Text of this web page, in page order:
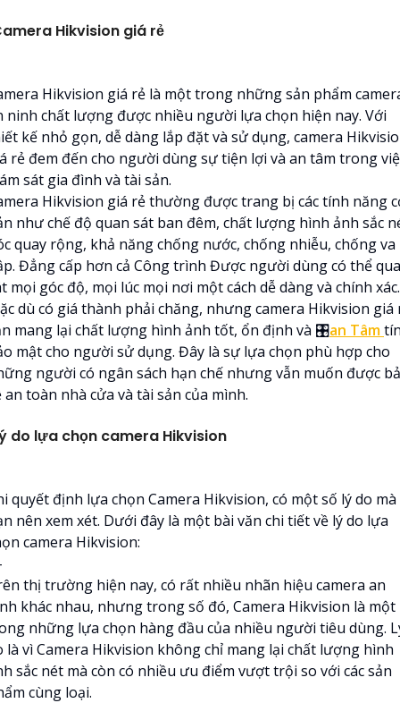
Hikvision giá rẻ
Hikvision giá rẻ là một trong những sản phẩm
ninh chất lượng được nhiều người lựa chọn hiện nay. Với
kế nhỏ gọn, dễ dàng lắp đặt và sử dụng, camera
rẻ đem đến cho người dùng sự tiện lợi và an tâm trong
sát gia đình và tài sản.
Hikvision giá rẻ thường được trang bị các tính năng
như chế độ quan sát ban đêm, chất lượng hình ảnh sắc
quay rộng, khả năng chống nước, chống nhiễu, chống va
Đẳng cấp hơn cả Công trình Được người dùng có thể
mọi góc độ, mọi lúc mọi nơi một cách dễ dàng và chính xác.
dù có giá thành phải chăng, nhưng camera Hikvision giá
mang lại chất lượng hình ảnh tốt, ổn định và 🎛an Tâm
mật cho người sử dụng. Đây là sự lựa chọn phù hợp cho
người có ngân sách hạn chế nhưng vẫn muốn được
an toàn nhà cửa và tài sản của mình.
do lựa chọn camera Hikvision
quyết định lựa chọn Camera Hikvision, có một số lý do mà
nên xem xét. Dưới đây là một bài văn chi tiết về lý do lựa
camera Hikvision:
thị trường hiện nay, có rất nhiều nhãn hiệu camera an
khác nhau, nhưng trong số đó, Camera Hikvision là một
những lựa chọn hàng đầu của nhiều người tiêu dùng.
là vì Camera Hikvision không chỉ mang lại chất lượng hình
sắc nét mà còn có nhiều ưu điểm vượt trội so với các sản
cùng loại.